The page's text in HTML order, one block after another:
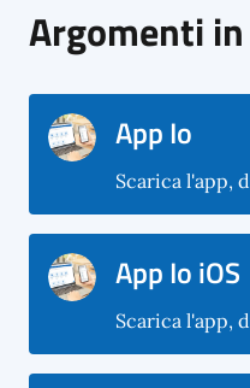
Argomenti
App Io
Scarica l'app,
App Io iOS
Scarica l'app,